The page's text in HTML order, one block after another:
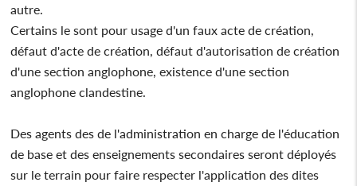
autre.
Certains le sont pour usage d'un faux acte de création,
défaut d'acte de création, défaut d'autorisation de création
d'une section anglophone, existence d'une section
anglophone clandestine.
Des agents des de l'administration en charge de l'éducation
de base et des enseignements secondaires seront déployés
sur le terrain pour faire respecter l'application des dites